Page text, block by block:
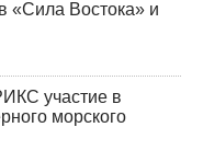
«Сила Востока» и
участие в
морского